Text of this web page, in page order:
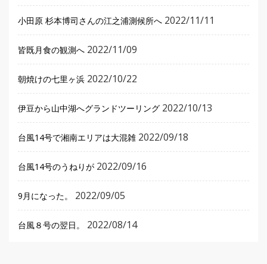
小田原 杉本博司さんの江之浦測候所へ 2022/11/11
皆既月食の観測へ 2022/11/09
朝焼けの七里ヶ浜 2022/10/22
伊豆から山中湖へグランドツーリング 2022/10/13
台風14号で湘南エリアは大混雑 2022/09/18
台風14号のうねりが 2022/09/16
9月になった。 2022/09/05
台風８号の翌日。 2022/08/14